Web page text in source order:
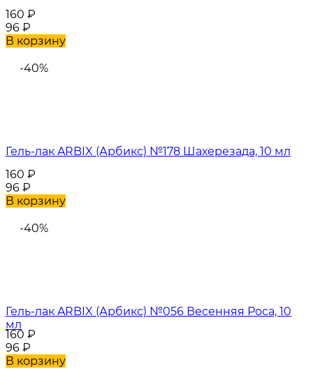
160 ₽
96 ₽
В корзину
-40%
Гель-лак ARBIX (Арбикс) №178 Шахерезада, 10 мл
160 ₽
96 ₽
В корзину
-40%
Гель-лак ARBIX (Арбикс) №056 Весенняя Роса, 10
мл
160 ₽
96 ₽
В корзину